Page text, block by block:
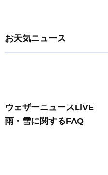
お天気ニュース
ウェザーニュースLiVE
雨・雪に関するFAQ